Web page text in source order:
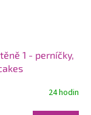
1 - perníčky,
24 hodin